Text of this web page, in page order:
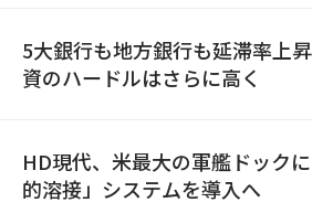
5大銀行も地方銀行も延滞率上
資のハードルはさらに高く
HD現代、米最大の軍艦ドック
的溶接」システムを導入へ